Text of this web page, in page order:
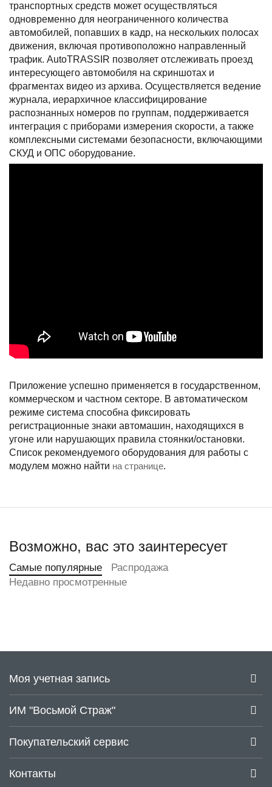
транспортных средств может осуществляться
одновременно для неограниченного количества
автомобилей, попавших в кадр, на нескольких полосах
движения, включая противоположно направленный
трафик. AutoTRASSIR позволяет отслеживать проезд
интересующего автомобиля на скриншотах и
фрагментах видео из архива. Осуществляется ведение
журнала, иерархичное классифицирование
распознанных номеров по группам, поддерживается
интеграция с приборами измерения скорости, а также
комплексными системами безопасности, включающими
СКУД и ОПС оборудование.
Приложение успешно применяется в государственном,
коммерческом и частном секторе. В автоматическом
режиме система способна фиксировать
регистрационные знаки автомашин, находящихся в
угоне или нарушающих правила стоянки/остановки.
Список рекомендуемого оборудования для работы с
модулем можно найти на странице.
Возможно, вас это заинтересует
Самые популярные
Распродажа
Недавно просмотренные
Моя учетная запись
ИМ "Восьмой Страж"
Покупательский сервис
Контакты